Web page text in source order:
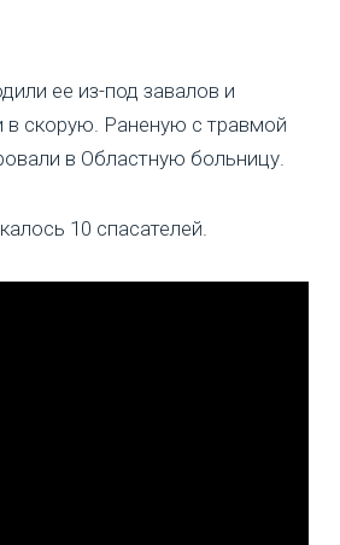
ее из-под завалов и
в скорую. Раненую с травмой
в Областную больницу.
10 спасателей.